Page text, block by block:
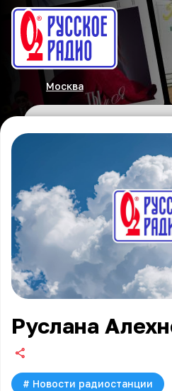
Москва
Руслана
# Новости радиостанции